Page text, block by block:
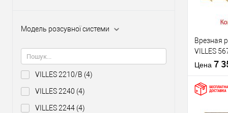
Модель розсувної системи
VILLES 2210/B (4)
VILLES 2240 (4)
VILLES 2244 (4)
Тип товара
Материал
системы
Врезная
VILLES
полотно
Цена 7